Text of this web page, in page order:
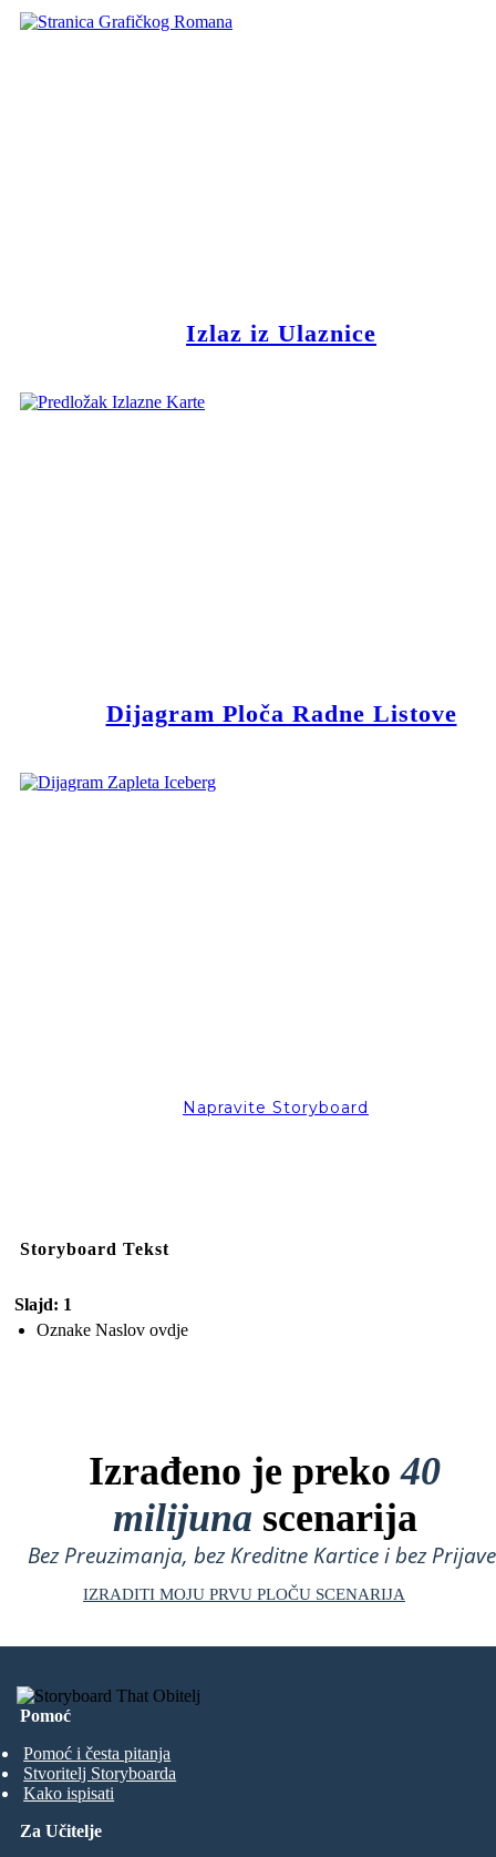
Izlaz iz Ulaznice
Dijagram Ploča Radne Listove
Napravite Storyboard
Storyboard Tekst
Slajd: 1
Oznake Naslov ovdje
Izrađeno je preko40
milijuna scenarija
Bez Preuzimanja, bez Kreditne Kartice i bez
IZRADITI MOJU PRVU PLOČU SCENARIJA
Pomoć
Pomoć i česta pitanja
Stvoritelj Storyboarda
Kako ispisati
Za Učitelje